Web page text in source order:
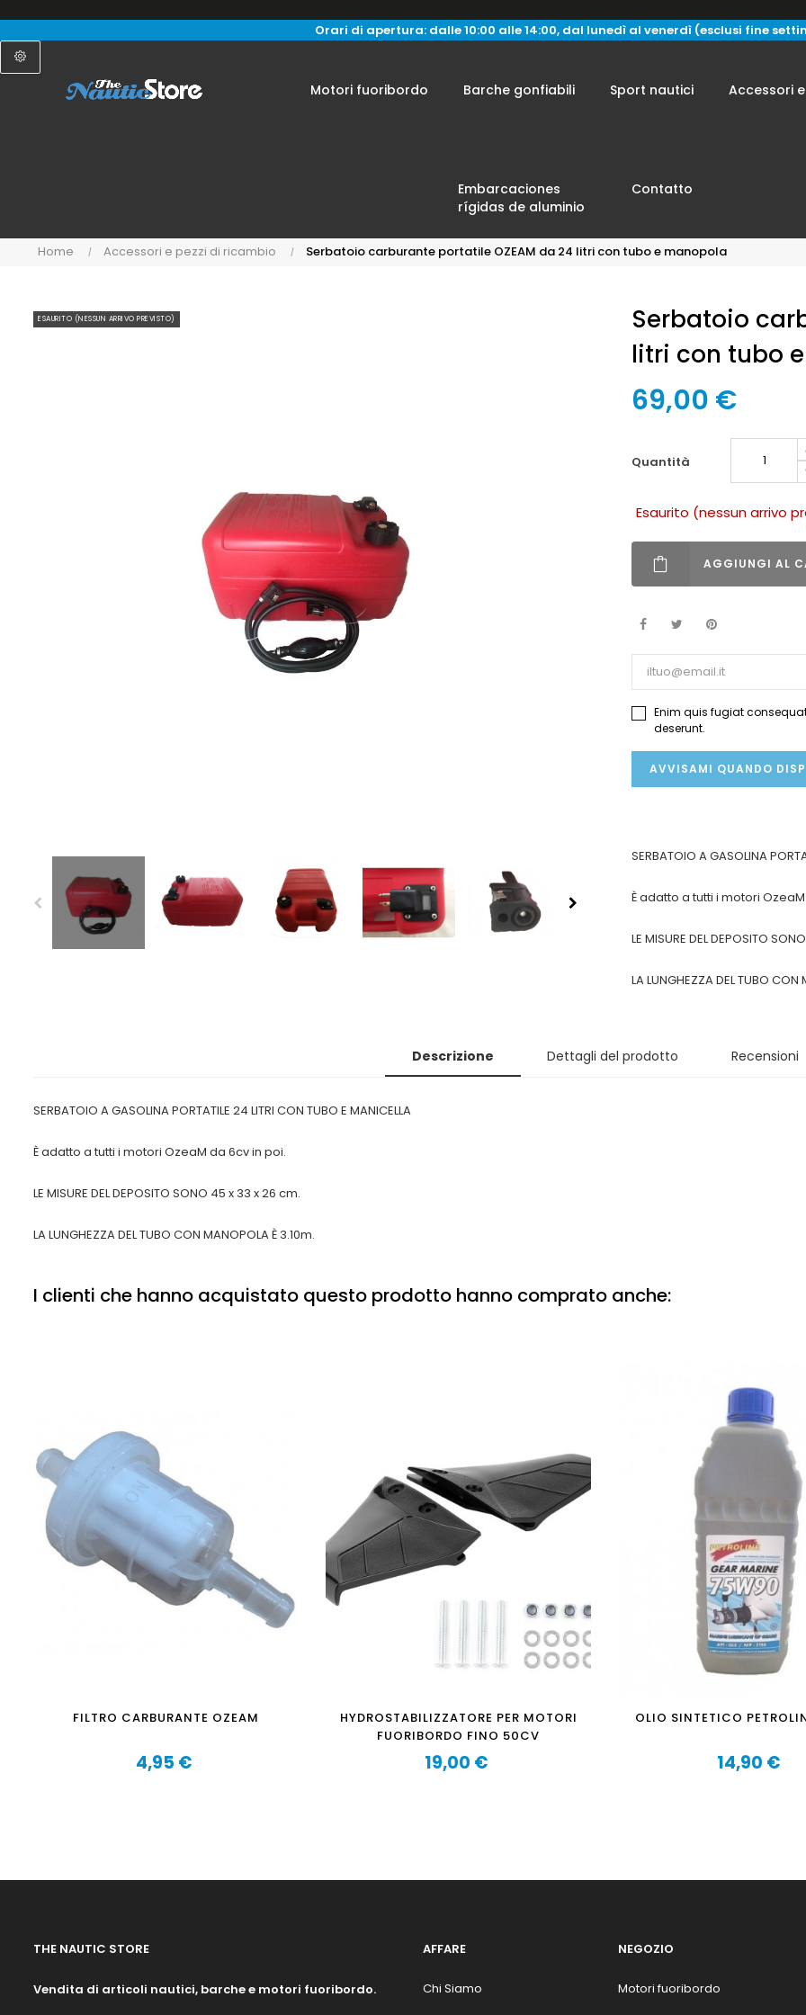
Orari di apertura: dalle 10:00 alle 14:00, dal lunedì al venerdì (esclusi fine
Motori fuoribordo Barche gonfiabili Sport nautici Accessori
Embarcaciones
rígidas de aluminio
Contatto
Home Accessori e pezzi di ricambio Serbatoio carburante portatile OZEAM da 24 litri con tubo e manopola
ESAURITO (NESSUN ARRIVO PREVISTO)
Serbatoio
litri con tubo
69,00 €
quantità
Esaurito (nessun arrivo
AGGIUNGI AL
Enim quis fugiat
deserunt.
AVVISAMI QUANDO
SERBATOIO A GASOLINA
È adatto a tutti i motori
LE MISURE DEL DEPOSITO
LA LUNGHEZZA DEL TUBO CON
Descrizione Dettagli del prodotto Recensioni
SERBATOIO A GASOLINA PORTATILE 24 LITRI CON TUBO E MANICELLA
È adatto a tutti i motori OzeaM da 6cv in poi.
LE MISURE DEL DEPOSITO SONO 45 x 33 x 26 cm.
LA LUNGHEZZA DEL TUBO CON MANOPOLA È 3.10m.
I clienti che hanno acquistato questo prodotto hanno comprato anche:
FILTRO CARBURANTE OZEAM
Prezzo
4,95 €
HYDROSTABILIZZATORE PER MOTORI
FUORIBORDO FINO 50CV
Prezzo
19,00 €
OLIO SINTETICO
Prezzo
14,90 €
THE NAUTIC STORE
Vendita di articoli nautici, barche e motori fuoribordo.
AFFARE
Chi Siamo
NEGOZIO
Motori fuoribordo